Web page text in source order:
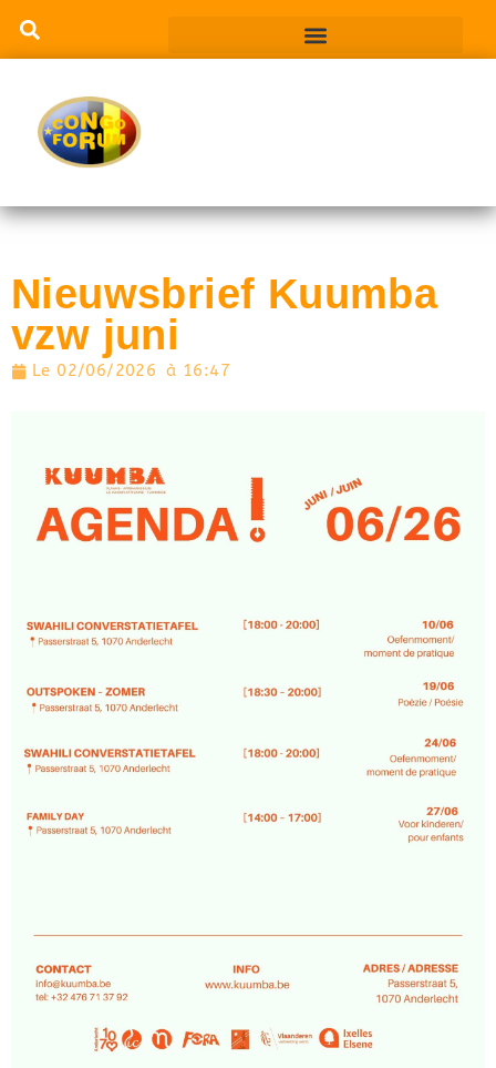
Nieuwsbrief Kuumba
vzw juni
Le 02/06/2026 à 16:47